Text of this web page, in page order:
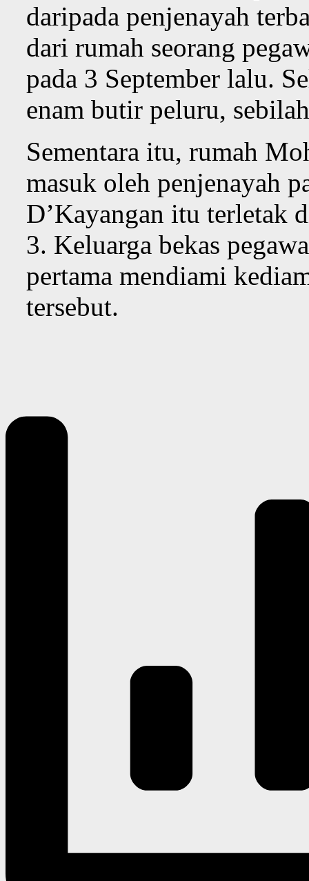
daripada penjenayah
dari rumah seorang
pada 3 September lalu.
enam butir peluru,
Sementara itu, rumah
masuk oleh penjenayah
D’Kayangan itu terletak
3. Keluarga bekas
pertama mendiami
tersebut.